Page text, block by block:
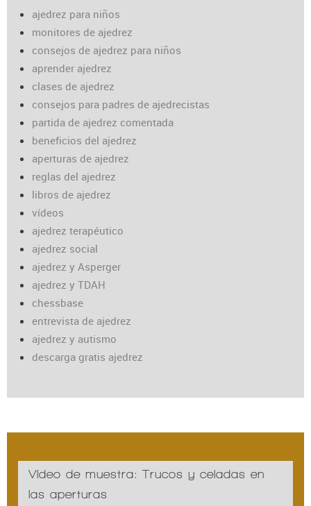
ajedrez para niños
monitores de ajedrez
consejos de ajedrez para niños
aprender ajedrez
clases de ajedrez
consejos para padres de ajedrecistas
partida de ajedrez comentada
beneficios del ajedrez
aperturas de ajedrez
reglas del ajedrez
libros de ajedrez
vídeos
ajedrez terapéutico
ajedrez social
ajedrez y Asperger
ajedrez y TDAH
chessbase
entrevista de ajedrez
ajedrez y autismo
descarga gratis ajedrez
Vídeo de muestra: Trucos y celadas en
las aperturas